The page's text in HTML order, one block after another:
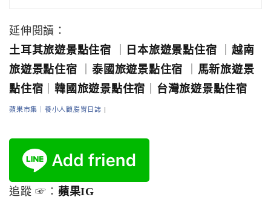
延伸閱讀：
土耳其旅遊景點住宿
日本旅遊景點住宿
越南
旅遊景點住宿
泰國旅遊景點住宿
馬新旅遊景
點住宿
韓國旅遊景點住宿 台灣旅遊景點住宿
蘋果市集｜養小人顧腸胃日誌 |
追蹤 ☞： 蘋果IG